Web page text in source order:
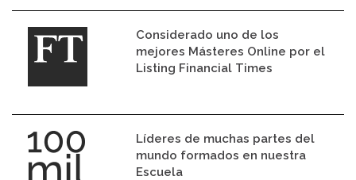
Considerado uno de los
mejores Másteres Online por el
Listing Financial Times
Líderes de muchas partes del
mundo formados en nuestra
Escuela